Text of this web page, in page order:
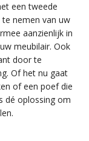
een tweede
nemen van uw
aanzienlijk in
meubilair. Ook
door te
Of het nu gaat
of een poef die
dé oplossing om